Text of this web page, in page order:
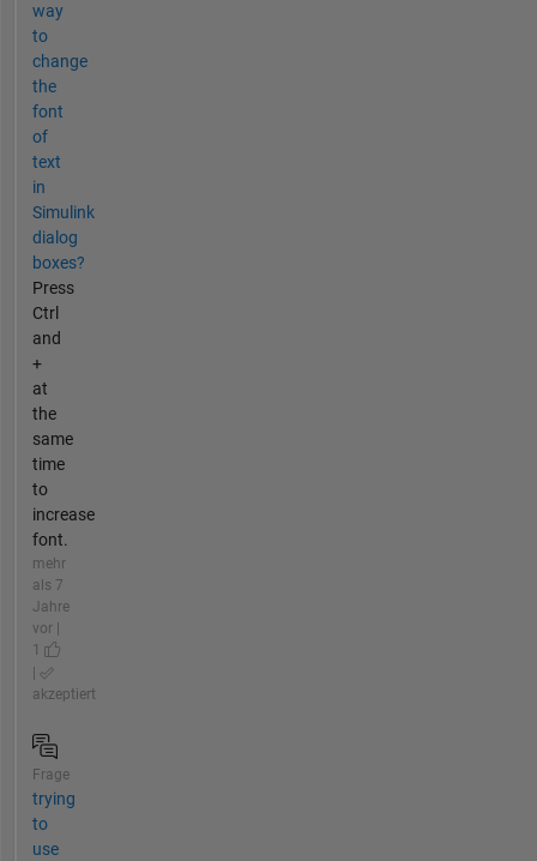
way
to
change
the
font
of
text
in
Simulink
dialog
boxes?
Press
Ctrl
and
+
at
the
same
time
to
increase
font.
mehr
als 7
Jahre
vor |
1
akzeptiert
Frage
trying
to
use